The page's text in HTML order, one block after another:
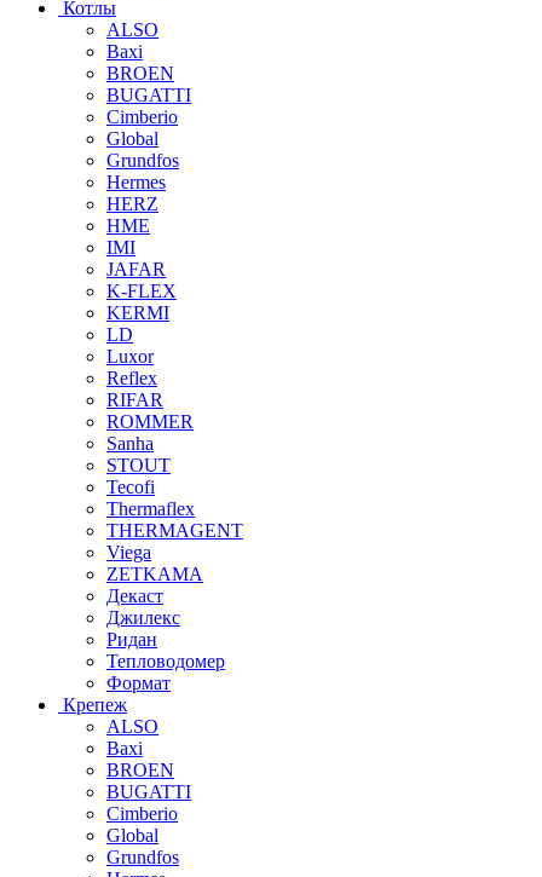
Котлы
ALSO
Baxi
BROEN
BUGATTI
Cimberio
Global
Grundfos
Hermes
HERZ
HME
IMI
JAFAR
K-FLEX
KERMI
LD
Luxor
Reflex
RIFAR
ROMMER
Sanha
STOUT
Tecofi
Thermaflex
THERMAGENT
Viega
ZETKAMA
Декаст
Джилекс
Ридан
Тепловодомер
Формат
Крепеж
ALSO
Baxi
BROEN
BUGATTI
Cimberio
Global
Grundfos